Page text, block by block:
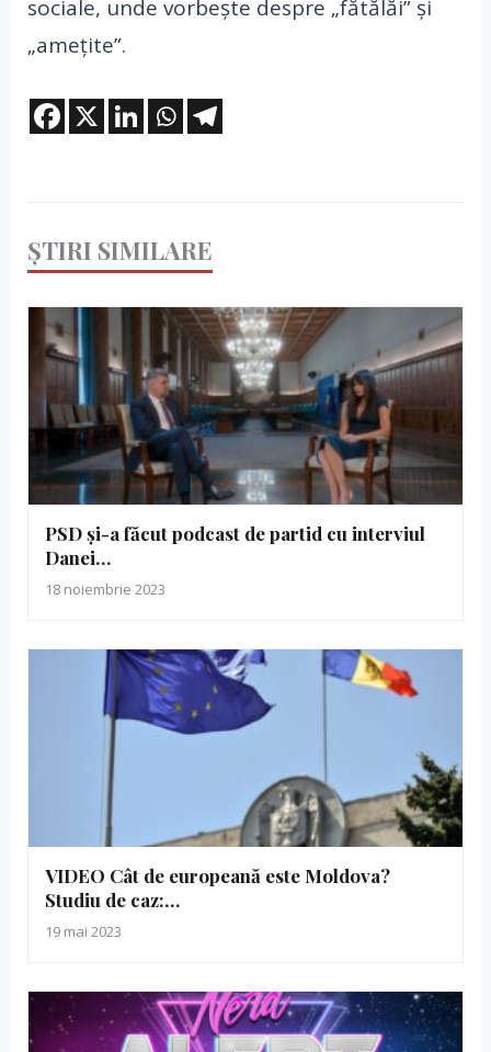
sociale, unde vorbește despre „fătălăi” și
„amețite”.
ȘTIRI SIMILARE
PSD și-a făcut podcast de partid cu interviul
Danei…
18 noiembrie 2023
VIDEO Cât de europeană este Moldova?
Studiu de caz:…
19 mai 2023